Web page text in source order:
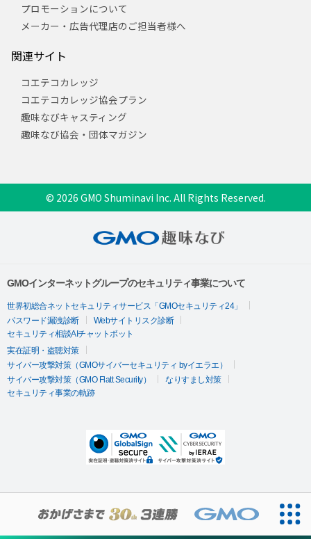
プロモーションについて
メーカー・広告代理店のご担当者様へ
関連サイト
コエテコカレッジ
コエテコカレッジ協会プラン
趣味なびキャスティング
趣味なび協会・団体マガジン
© 2026 GMO Shuminavi Inc. All Rights Reserved.